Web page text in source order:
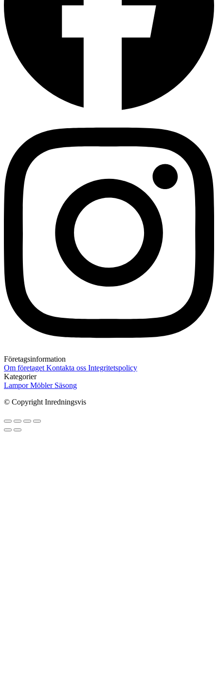
Företagsinformation
Om företaget Kontakta oss Integritetspolicy
Kategorier
LamporMöbler Säsong
© Copyright Inredningsvis